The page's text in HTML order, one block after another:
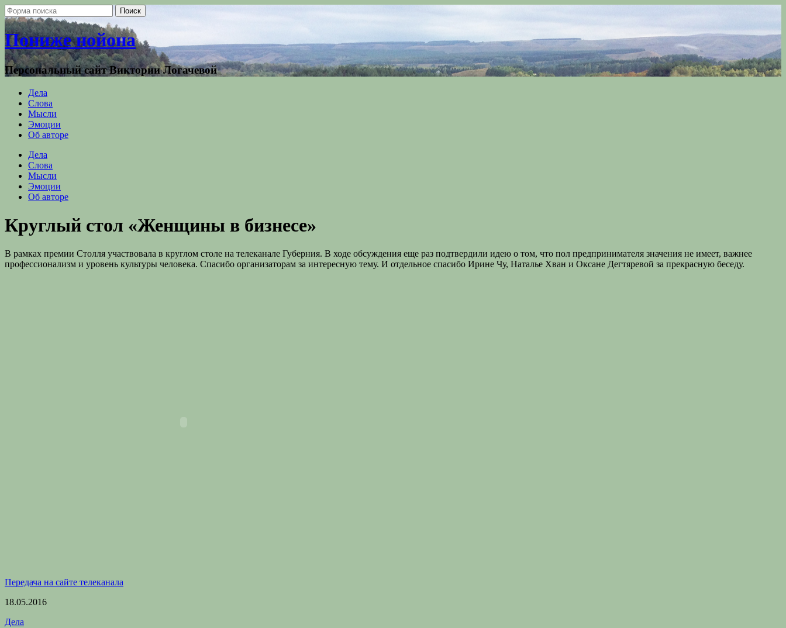
Пониже нойона
Персональный сайт Виктории Логачевой
Дела
Слова
Мысли
Эмоции
Об авторе
Дела
Слова
Мысли
Эмоции
Об авторе
Круглый стол «Женщины в бизнесе»
В рамках премии Столля участвовала в круглом столе на телеканале Губерния. В ходе обсуждения еще раз подтвердили идею о том, что пол предпринимателя значения не имеет, важнее
профессионализм и уровень культуры человека. Спасибо организаторам за интересную тему. И отдельное спасибо Ирине Чу, Наталье Хван и Оксане Дегтяревой за прекрасную беседу.
Передача на сайте телеканала
18.05.2016
Дела